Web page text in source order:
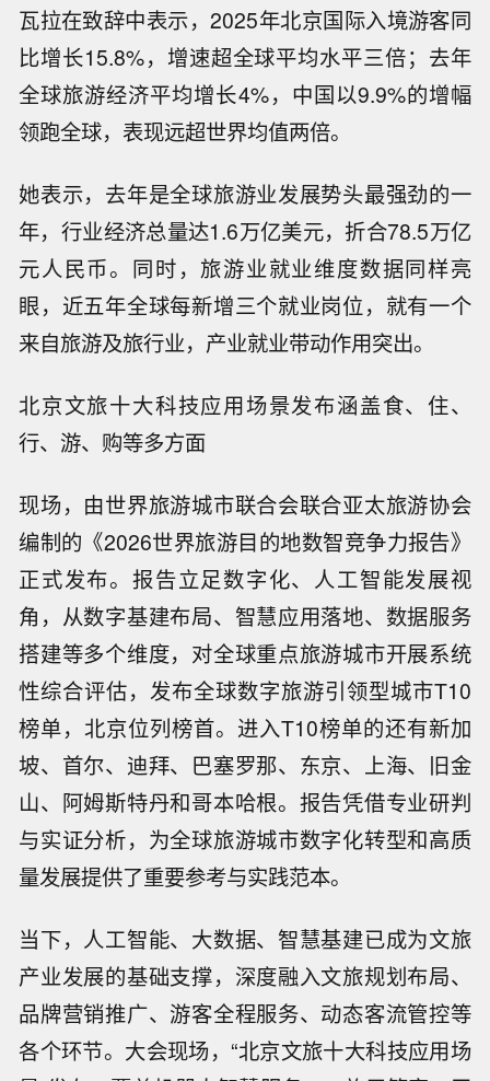
瓦拉在致辞中表示，2025年北京国际入境游客同
比增长15.8%，增速超全球平均水平三倍；去年
全球旅游经济平均增长4%，中国以9.9%的增幅
领跑全球，表现远超世界均值两倍。
她表示，去年是全球旅游业发展势头最强劲的一
年，行业经济总量达1.6万亿美元，折合78.5万亿
元人民币。同时，旅游业就业维度数据同样亮
眼，近五年全球每新增三个就业岗位，就有一个
来自旅游及旅行业，产业就业带动作用突出。
北京文旅十大科技应用场景发布涵盖食、住、
行、游、购等多方面
现场，由世界旅游城市联合会联合亚太旅游协会
编制的《2026世界旅游目的地数智竞争力报告》
正式发布。报告立足数字化、人工智能发展视
角，从数字基建布局、智慧应用落地、数据服务
搭建等多个维度，对全球重点旅游城市开展系统
性综合评估，发布全球数字旅游引领型城市T10
榜单，北京位列榜首。进入T10榜单的还有新加
坡、首尔、迪拜、巴塞罗那、东京、上海、旧金
山、阿姆斯特丹和哥本哈根。报告凭借专业研判
与实证分析，为全球旅游城市数字化转型和高质
量发展提供了重要参考与实践范本。
当下，人工智能、大数据、智慧基建已成为文旅
产业发展的基础支撑，深度融入文旅规划布局、
品牌营销推广、游客全程服务、动态客流管控等
各个环节。大会现场，“北京文旅十大科技应用场